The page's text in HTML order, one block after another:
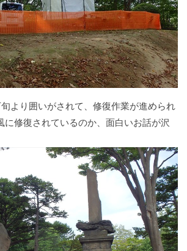
より囲いがされて、修復作業が進められ
に修復されているのか、面白いお話が沢